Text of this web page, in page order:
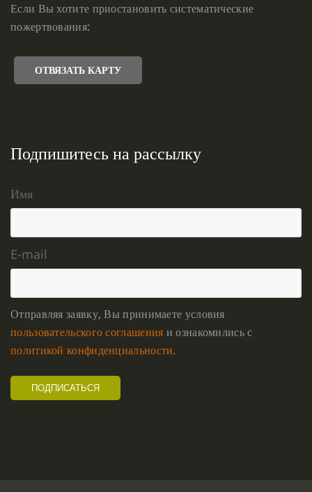
Если Вы хотите приостановить систематические
пожертвования:
ОТВЯЗАТЬ КАРТУ
Подпишитесь на рассылку
Имя
E-mail
Отправляя заявку, Вы принимаете условия
пользовательского соглашения и ознакомились с
политикой конфиденциальности.